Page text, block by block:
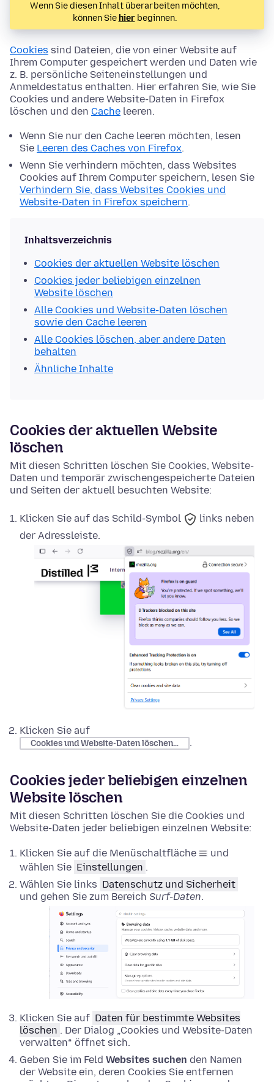
Wenn Sie diesen Inhalt überarbeiten möchten,
können Sie hierbeginnen.
Cookies sind Dateien, die von einer Website auf
Ihrem Computer gespeichert werden und Daten wie
z. B. persönliche Seiteneinstellungen und
Anmeldestatus enthalten. Hier erfahren Sie, wie Sie
Cookies und andere Website-Daten in Firefox
löschen und den Cache leeren.
Wenn Sie nur den Cache leeren möchten, lesen
Sie Leeren des Caches von Firefox.
Wenn Sie verhindern möchten, dass Websites
Cookies auf Ihrem Computer speichern, lesen Sie
Verhindern Sie, dass Websites Cookies und
Website-Daten in Firefox speichern.
Inhaltsverzeichnis
Cookies der aktuellen Website löschen
Cookies jeder beliebigen einzelnen
Website löschen
Alle Cookies und Website-Daten löschen
sowie den Cache leeren
Alle Cookies löschen, aber andere Daten
behalten
Ähnliche Inhalte
Cookies der aktuellen Website
löschen
Mit diesen Schritten löschen Sie Cookies, Website-
Daten und temporär zwischengespeicherte Dateien
und Seiten der aktuell besuchten Website:
Klicken Sie auf das Schild-Symbol
links neben
der Adressleiste.
Klicken Sie auf
Cookies und Website-Daten löschen… .
Cookies jeder beliebigen einzelnen
Website löschen
Mit diesen Schritten löschen Sie die Cookies und
Website-Daten jeder beliebigen einzelnen Website:
Klicken Sie auf die Menüschaltfläche
und
wählen Sie Einstellungen .
Wählen Sie links Datenschutz und Sicherheit
und gehen Sie zum Bereich Surf-Daten.
Klicken Sie auf Daten für bestimmte Websites
löschen . Der Dialog „Cookies und Website-Daten
verwalten“ öffnet sich.
Geben Sie im Feld Websites suchen den Namen
der Website ein, deren Cookies Sie entfernen